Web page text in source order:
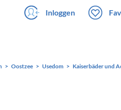
Inloggen
Oostzee Usedom Kaiserbäder und